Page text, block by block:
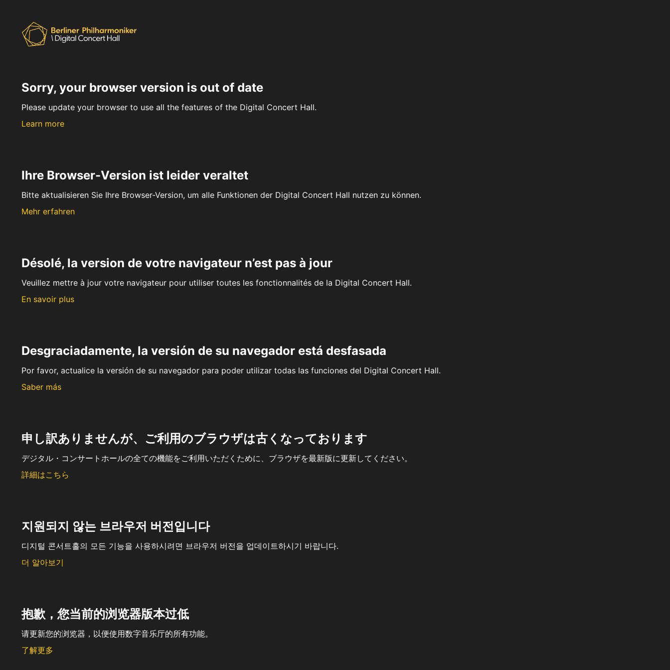
Sorry, your browser version is out of date
Please update your browser to use all the features of the Digital Concert Hall.
Learn more
Ihre Browser-Version ist leider veraltet
Bitte aktualisieren Sie Ihre Browser-Version, um alle Funktionen der Digital Concert Hall nutzen zu können.
Mehr erfahren
Désolé, la version de votre navigateur n’est pas à jour
Veuillez mettre à jour votre navigateur pour utiliser toutes les fonctionnalités de la Digital Concert Hall.
En savoir plus
Desgraciadamente, la versión de su navegador está desfasada
Por favor, actualice la versión de su navegador para poder utilizar todas las funciones del Digital Concert Hall.
Saber más
申し訳ありませんが、ご利用のブラウザは古くなっております
デジタル・コンサートホールの全ての機能をご利用いただくために、ブラウザを最新版に更新してください。
詳細はこちら
지원되지 않는 브라우저 버전입니다
디지털 콘서트홀의 모든 기능을 사용하시려면 브라우저 버전을 업데이트하시기 바랍니다.
더 알아보기
抱歉，您当前的浏览器版本过低
请更新您的浏览器，以便使用数字音乐厅的所有功能。
了解更多